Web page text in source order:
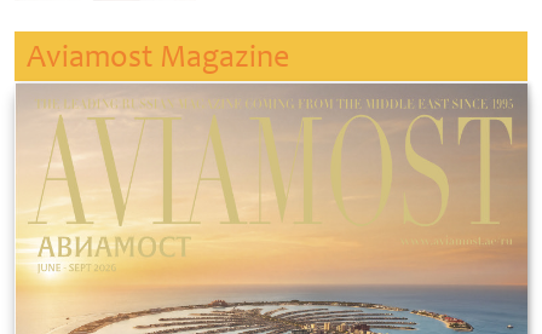
Aviamost Magazine